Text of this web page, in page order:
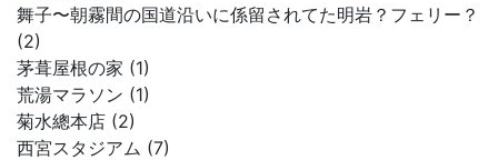
舞子〜朝霧間の国道沿いに係留されてた明岩？フェリー？
(2)
茅葺屋根の家 (1)
荒湯マラソン (1)
菊水總本店 (2)
西宮スタジアム (7)